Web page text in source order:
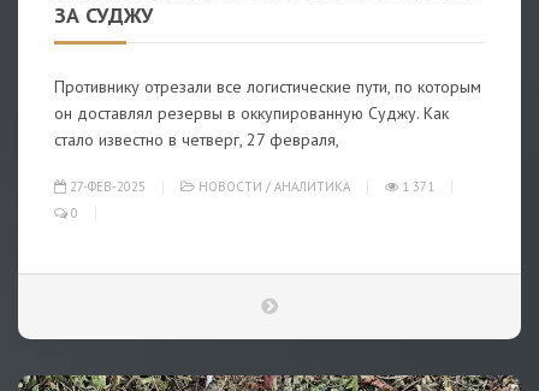
ЗА СУДЖУ
Противнику отрезали все логистические пути, по которым
он доставлял резервы в оккупированную Суджу. Как
стало известно в четверг, 27 февраля,
27-ФЕВ-2025 НОВОСТИ / АНАЛИТИКА
1 371
0